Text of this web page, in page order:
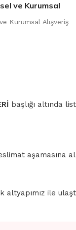
ve Kurumsal
Kurumsal Alışveriş
başlığı altında
aşamasına
altyapımız ile